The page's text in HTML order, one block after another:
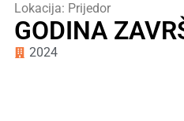
Lokacija: Prijedor
GODINA
2024